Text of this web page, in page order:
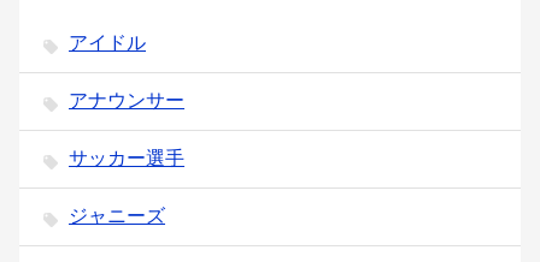
アイドル
アナウンサー
サッカー選手
ジャニーズ